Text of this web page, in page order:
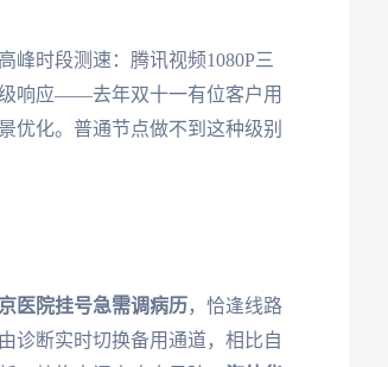
峰时段测速：腾讯视频1080P三
响应——去年双十一有位客户用
优化。普通节点做不到这种级别
医院挂号急需调病历 ，恰逢线路
诊断实时切换备用通道，相比自